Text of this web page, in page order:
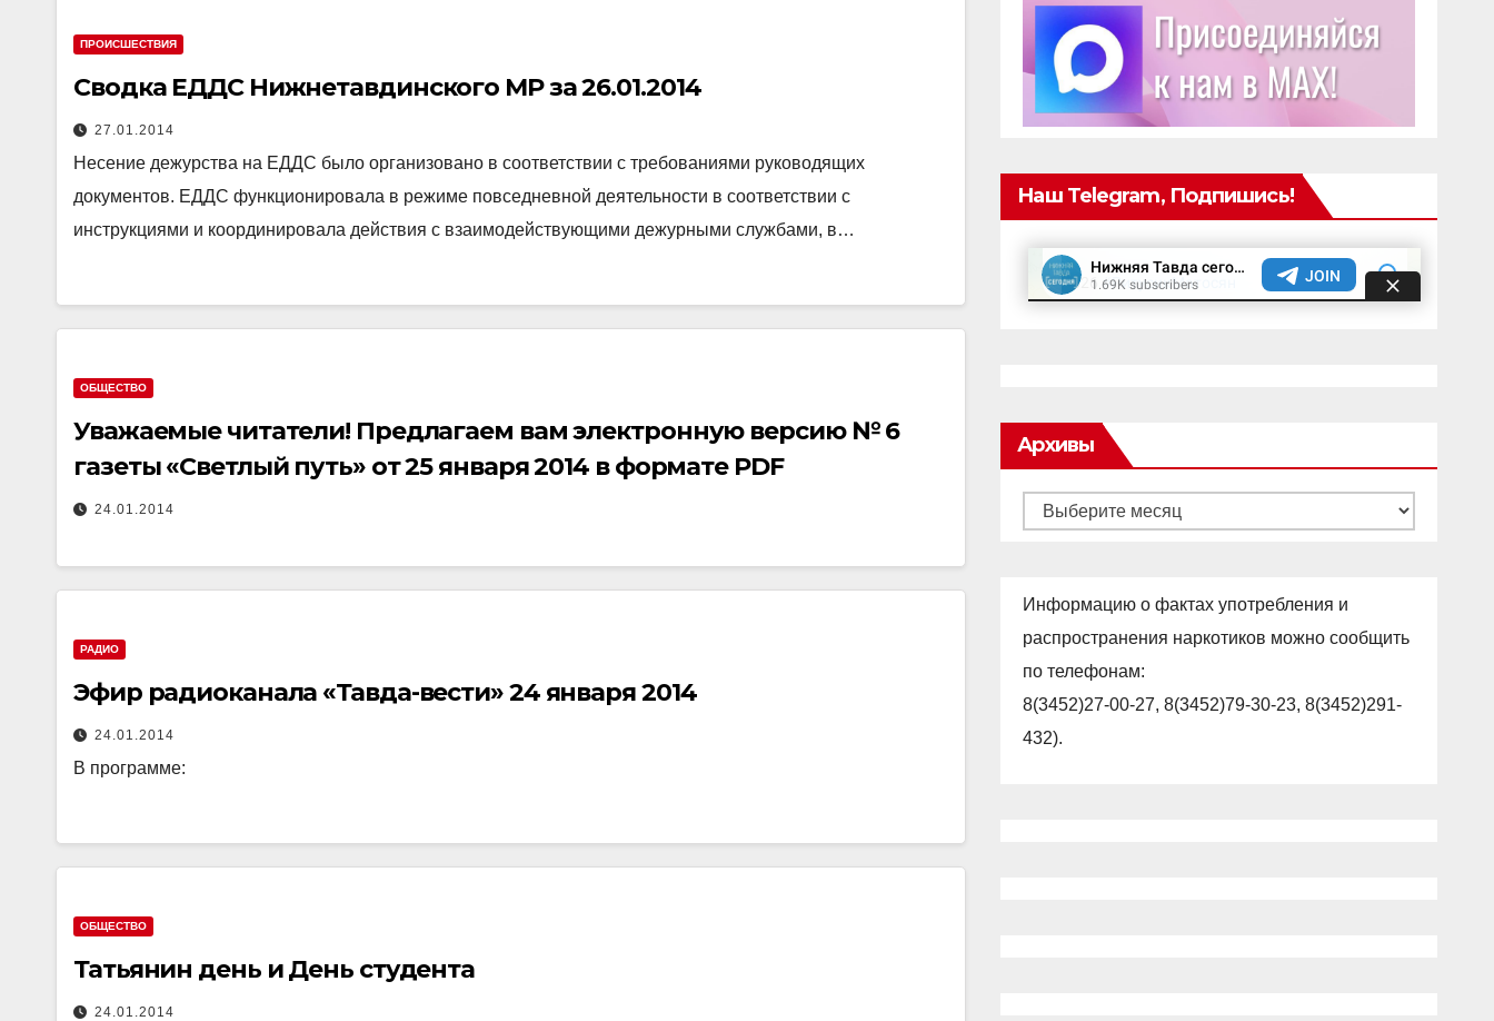
ПРОИСШЕСТВИЯ
Сводка ЕДДС Нижнетавдинского МР за 26.01.2014
27.01.2014
Несение дежурства на ЕДДС было организовано в соответствии с требованиями руководящих
документов. ЕДДС функционировала в режиме повседневной деятельности в соответствии с
инструкциями и координировала действия с взаимодействующими дежурными службами, в…
ОБЩЕСТВО
Уважаемые читатели! Предлагаем вам электронную версию № 6
газеты «Светлый путь» от 25 января 2014 в формате PDF
24.01.2014
РАДИО
Эфир радиоканала «Тавда-вести» 24 января 2014
24.01.2014
В программе:
ОБЩЕСТВО
Татьянин день и День студента
24.01.2014
Наш Telegram, Подпишись!
Архивы
Архивы
Информацию о фактах употребления и
распространения наркотиков можно сообщить
по телефонам:
8(3452)27-00-27, 8(3452)79-30-23, 8(3452)291-
432).